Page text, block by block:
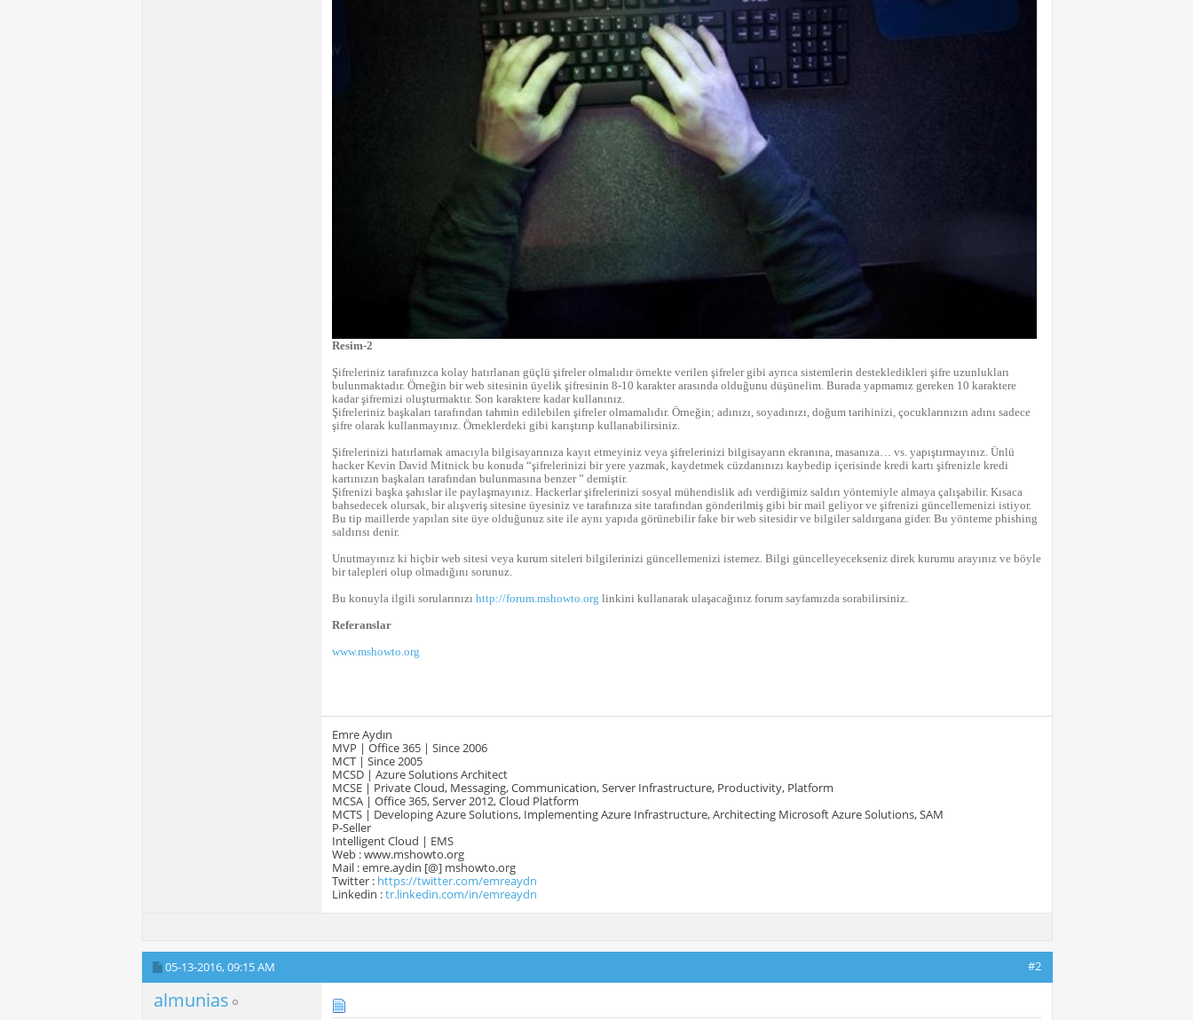
Resim-2
Şifreleriniz tarafınızca kolay hatırlanan güçlü şifreler olmalıdır örnekte verilen şifreler gibi ayrıca sistemlerin destekledikleri şifre uzunlukları
bulunmaktadır. Örneğin bir web sitesinin üyelik şifresinin 8-10 karakter arasında olduğunu düşünelim. Burada yapmamız gereken 10 karaktere
kadar şifremizi oluşturmaktır. Son karaktere kadar kullanınız.
Şifreleriniz başkaları tarafından tahmin edilebilen şifreler olmamalıdır. Örneğin; adınızı, soyadınızı, doğum tarihinizi, çocuklarınızın adını sadece
şifre olarak kullanmayınız. Örneklerdeki gibi karıştırıp kullanabilirsiniz.
Şifrelerinizi hatırlamak amacıyla bilgisayarınıza kayıt etmeyiniz veya şifrelerinizi bilgisayarın ekranına, masanıza… vs. yapıştırmayınız. Ünlü
hacker Kevin David Mitnick bu konuda “şifrelerinizi bir yere yazmak, kaydetmek cüzdanınızı kaybedip içerisinde kredi kartı şifrenizle kredi
kartınızın başkaları tarafından bulunmasına benzer ” demiştir.
Şifrenizi başka şahıslar ile paylaşmayınız. Hackerlar şifrelerinizi sosyal mühendislik adı verdiğimiz saldırı yöntemiyle almaya çalışabilir. Kısaca
bahsedecek olursak, bir alışveriş sitesine üyesiniz ve tarafınıza site tarafından gönderilmiş gibi bir mail geliyor ve şifrenizi güncellemenizi istiyor.
Bu tip maillerde yapılan site üye olduğunuz site ile aynı yapıda görünebilir fake bir web sitesidir ve bilgiler saldırgana gider. Bu yönteme phishing
saldırısı denir.
Unutmayınız ki hiçbir web sitesi veya kurum siteleri bilgilerinizi güncellemenizi istemez. Bilgi güncelleyecekseniz direk kurumu arayınız ve böyle
bir talepleri olup olmadığını sorunuz.
Bu konuyla ilgili sorularınızı http://forum.mshowto.org linkini kullanarak ulaşacağınız forum sayfamızda sorabilirsiniz.
Referanslar
www.mshowto.org
Emre Aydın
MVP | Office 365 | Since 2006
MCT | Since 2005
MCSD | Azure Solutions Architect
MCSE | Private Cloud, Messaging, Communication, Server Infrastructure, Productivity, Platform
MCSA | Office 365, Server 2012, Cloud Platform
MCTS | Developing Azure Solutions, Implementing Azure Infrastructure, Architecting Microsoft Azure Solutions, SAM
P-Seller
Intelligent Cloud | EMS
Web : www.mshowto.org
Mail : emre.aydin [@] mshowto.org
Twitter : https://twitter.com/emreaydn
Linkedin :tr.linkedin.com/in/emreaydn
05-13-2016,09:15 AM #2
almunias